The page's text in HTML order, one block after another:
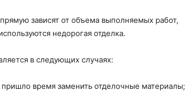
зависят от объема выполняемых работ,
недорогая отделка.
в следующих случаях:
время заменить отделочные материалы;